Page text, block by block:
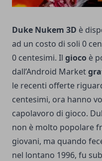
Duke Nukem 3D è
ad un costo di soli 0
0 centesimi. Il gioco è
dall’Android Market
le recenti offerte
centesimi, ora hanno
capolavoro di gioco.
non è molto popolare
giovani, ma quando
nel lontano 1996, fu